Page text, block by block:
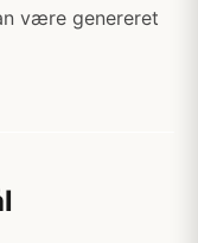
være genereret